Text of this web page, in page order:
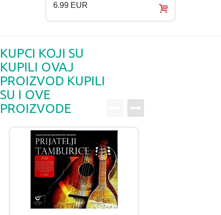
6.99 EUR
KUPCI KOJI SU
KUPILI OVAJ
PROIZVOD KUPILI
SU I OVE
PROIZVODE